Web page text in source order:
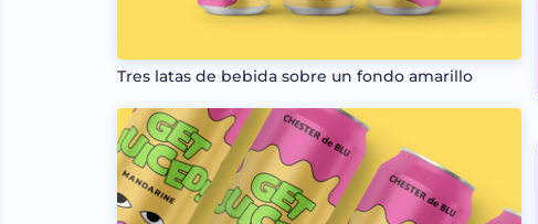
Tres latas de bebida sobre un fondo amarillo